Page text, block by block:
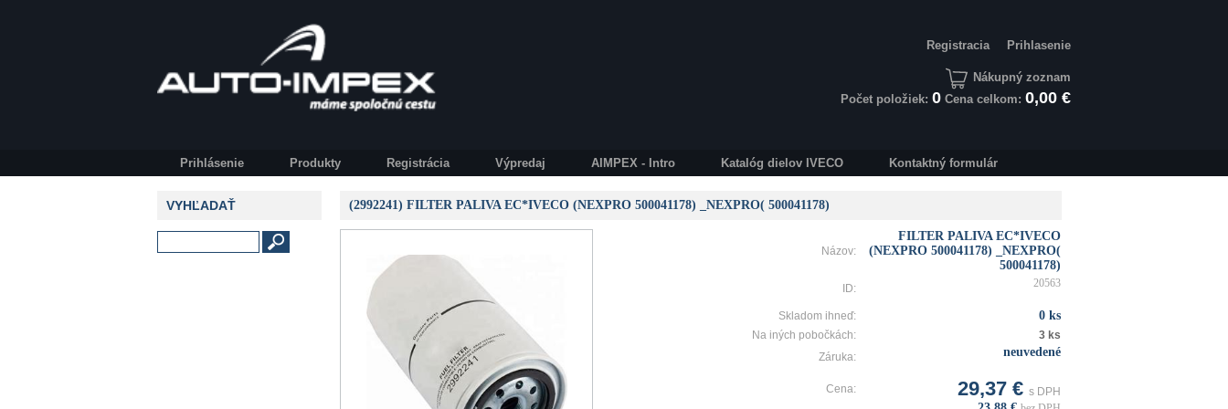
Registracia Prihlasenie
Nákupný zoznam
Počet položiek: 0 Cena celkom: 0,00 €
Prihlásenie Produkty Registrácia Výpredaj AIMPEX - Intro Katalóg dielov IVECO Kontaktný formulár
VYHĽADAŤ (2992241) FILTER PALIVA EC*IVECO (NEXPRO 500041178) _NEXPRO( 500041178)
Názov:
FILTER PALIVA EC*IVECO
(NEXPRO 500041178) _NEXPRO(
500041178)
ID: 20563
Skladom ihneď: 0 ks
Na iných pobočkách:
3 ks
Záruka:
neuvedené
Cena: 29,37 € s DPH